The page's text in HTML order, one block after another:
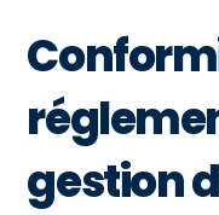
gestion